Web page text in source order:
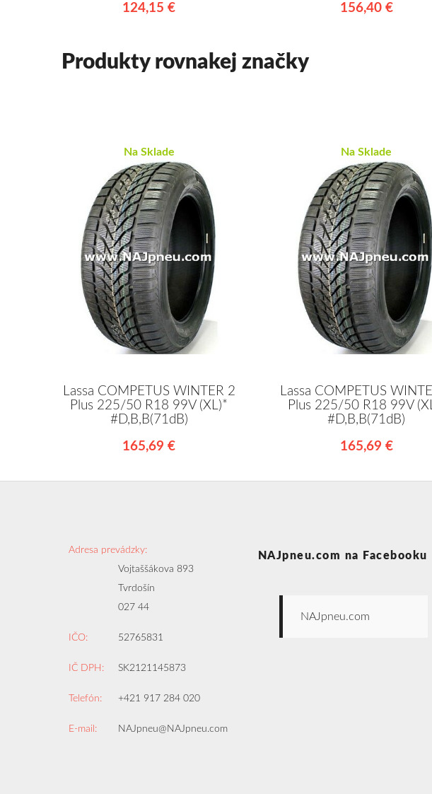
124,15 €
156,40 €
Produkty rovnakej značky
Na Sklade
Lassa COMPETUS WINTER 2
Plus 225/50 R18 99V (XL)*
#D,B,B(71dB)
165,69 €
Na Sklade
Lassa COMPETUS
Plus 225/50 R18 99V
#D,B,B(71dB)
165,69 €
Adresa prevádzky:
Vojtaššákova 893
Tvrdošín
027 44
IČO: 52765831
IČ DPH: SK2121145873
Telefón: +421 917 284 020
E-mail: NAJpneu@NAJpneu.com
NAJpneu.com na Facebooku
NAJpneu.com